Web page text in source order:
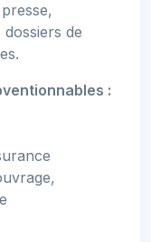
de
: